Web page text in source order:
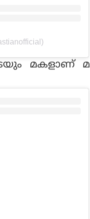
മകളാണ് മ